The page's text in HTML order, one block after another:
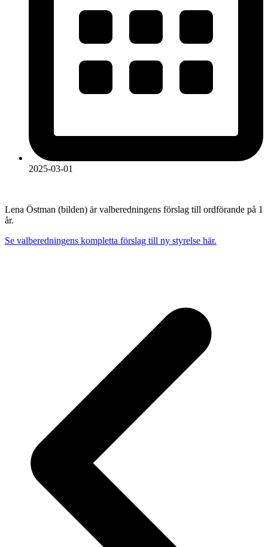
2025-03-01
Lena Östman (bilden) är valberedningens förslag till ordförande på 1
år.
Se valberedningens kompletta förslag till ny styrelse här.